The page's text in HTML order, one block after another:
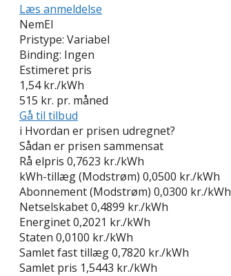
Læs anmeldelse
NemEl
Pristype: Variabel
Binding: Ingen
Estimeret pris
1,54 kr./kWh
515 kr. pr. måned
Gå til tilbud
i Hvordan er prisen udregnet?
Sådan er prisen sammensat
Rå elpris 0,7623 kr./kWh
kWh-tillæg (Modstrøm) 0,0500 kr./kWh
Abonnement (Modstrøm) 0,0300 kr./kWh
Netselskabet0,4899 kr./kWh
Energinet0,2021 kr./kWh
Staten 0,0100 kr./kWh
Samlet fast tillæg0,7820 kr./kWh
Samlet pris 1,5443 kr./kWh